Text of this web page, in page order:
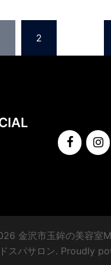
2
金沢市玉鉾の美容室
スパサロン. Proudly